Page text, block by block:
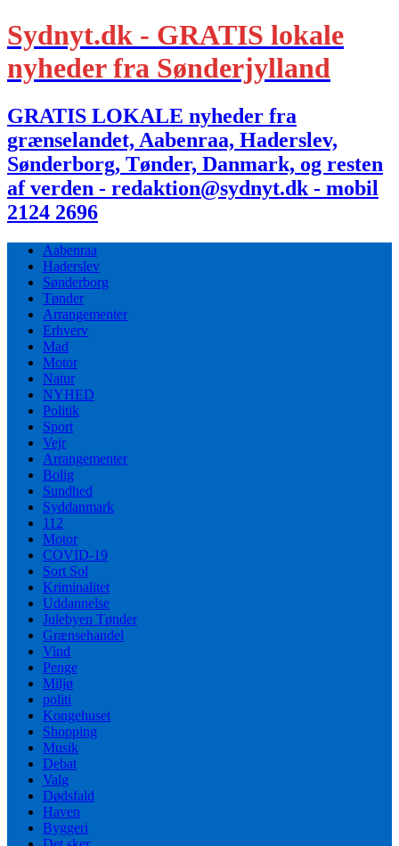
Sydnyt.dk - GRATIS lokale
nyheder fra Sønderjylland
GRATIS LOKALE nyheder fra
grænselandet, Aabenraa, Haderslev,
Sønderborg, Tønder, Danmark, og resten
af verden - redaktion@sydnyt.dk - mobil
2124 2696
Aabenraa
Haderslev
Sønderborg
Tønder
Arrangementer
Erhverv
Mad
Motor
Natur
NYHED
Politik
Sport
Vejr
Arrangementer
Bolig
Sundhed
Syddanmark
112
Motor
COVID-19
Sort Sol
Kriminalitet
Uddannelse
Julebyen Tønder
Grænsehandel
Vind
Penge
Miljø
politi
Kongehuset
Shopping
Musik
Debat
Valg
Dødsfald
Haven
Byggeri